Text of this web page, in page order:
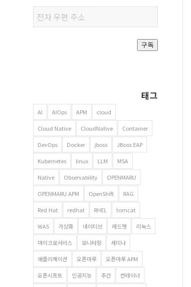
우편
주소
구독
태그
AI AIOps APM cloud
Cloud Native CloudNative Container
DevOps Docker jboss JBoss EAP
Kubernetes linux LLM MSA
Native Observability OPENMARU
OPENMARU APM OpenShift RAG
Red Hat redhat RHEL tomcat
WAS 가상화 네이티브 레드햇 리눅스
마이크로서비스 모니터링 세미나
애플리케이션 오픈마루 오픈마루 APM
오픈시프트 인공지능 주간 컨테이너